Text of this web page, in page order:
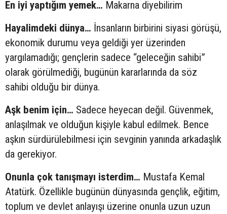
En iyi yaptığım yemek… Makarna diyebilirim
Hayalimdeki dünya… İnsanların birbirini siyasi görüşü,
ekonomik durumu veya geldiği yer üzerinden
yargılamadığı; gençlerin sadece “geleceğin sahibi”
olarak görülmediği, bugünün kararlarında da söz
sahibi olduğu bir dünya.
Aşk benim için… Sadece heyecan değil. Güvenmek,
anlaşılmak ve olduğun kişiyle kabul edilmek. Bence
aşkın sürdürülebilmesi için sevginin yanında arkadaşlık
da gerekiyor.
Onunla çok tanışmayı isterdim… Mustafa Kemal
Atatürk. Özellikle bugünün dünyasında gençlik, eğitim,
toplum ve devlet anlayışı üzerine onunla uzun uzun